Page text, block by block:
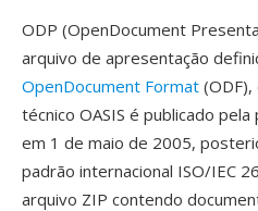
ODP (OpenDocument
arquivo de apresentação
OpenDocument Format
técnico OASIS é publicado
em 1 de maio de 2005,
padrão internacional ISO/IEC
arquivo ZIP contendo